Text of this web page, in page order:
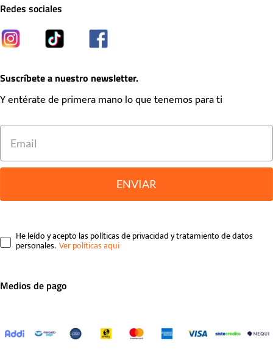
Redes sociales
Suscríbete a nuestro newsletter.
Y entérate de primera mano lo que tenemos para ti
ENVIAR
He leído y acepto las políticas de privacidad y tratamiento de datos
personales.
Medios de pago